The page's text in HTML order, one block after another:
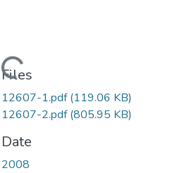
Loading...
Files
12607-1.pdf(119.06 KB)
12607-2.pdf(805.95 KB)
Date
2008